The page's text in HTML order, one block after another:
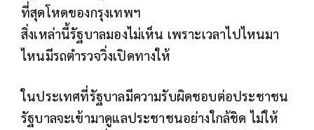
ที่สุดโหดของกรุงเทพฯ
สิ่งเหล่านี้รัฐบาลมองไม่เห็น เพราะเวลาไปไหนมา
ไหนมีรถตำรวจวิ่งเปิดทางให้
ในประเทศที่รัฐบาลมีความรับผิดชอบต่อประชาชน
รัฐบาลจะเข้ามาดูแลประชาชนอย่างใกล้ชิด ไม่ให้